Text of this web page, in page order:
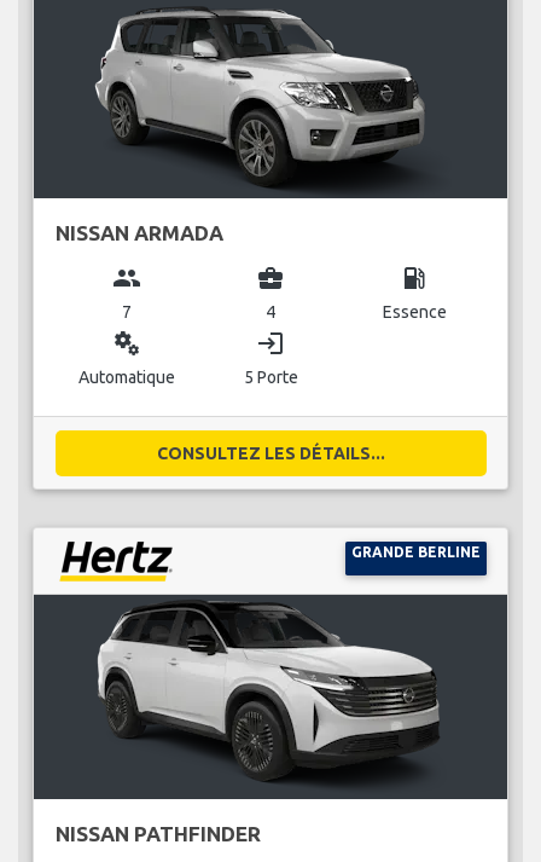
NISSAN ARMADA
group
7
business_center
4
local_gas_station
Essence
miscellaneous_services
Automatique
login
5 Porte
CONSULTEZ LES DÉTAILS...
GRANDE BERLINE
NISSAN PATHFINDER